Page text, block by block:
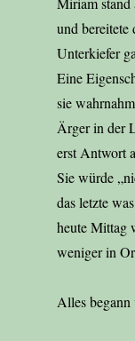
und bereitete
Unterkiefer
Eine
sie
Ärger in der
erst Antwort
Sie würde
das letzte
heute Mittag
weniger in
Alles